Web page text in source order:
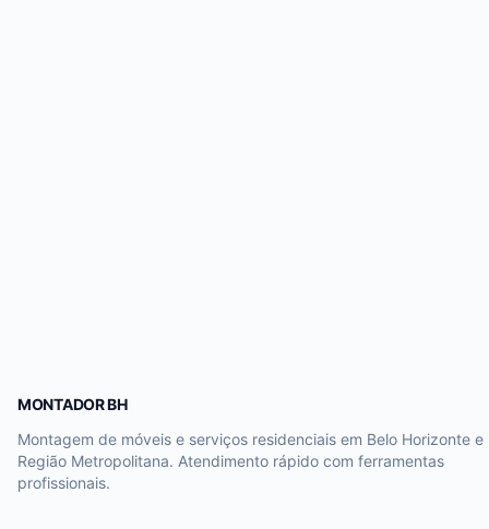
MONTADOR BH
Montagem de móveis e serviços residenciais em Belo Horizonte e
Região Metropolitana. Atendimento rápido com ferramentas
profissionais.